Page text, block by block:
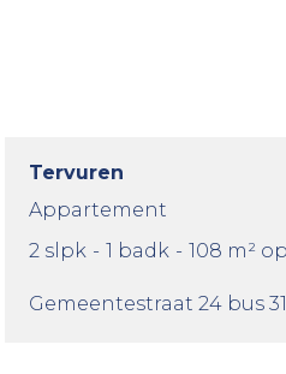
Tervuren
Appartement
2 slpk - 1 badk - 108 m²
Gemeentestraat 24 bus 31